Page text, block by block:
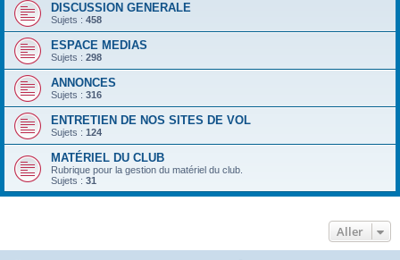
DISCUSSION GENERALE
Sujets : 458
ESPACE MEDIAS
Sujets : 298
ANNONCES
Sujets : 316
ENTRETIEN DE NOS SITES DE VOL
Sujets : 124
MATÉRIEL DU CLUB
Rubrique pour la gestion du matériel du club.
Sujets : 31
Aller